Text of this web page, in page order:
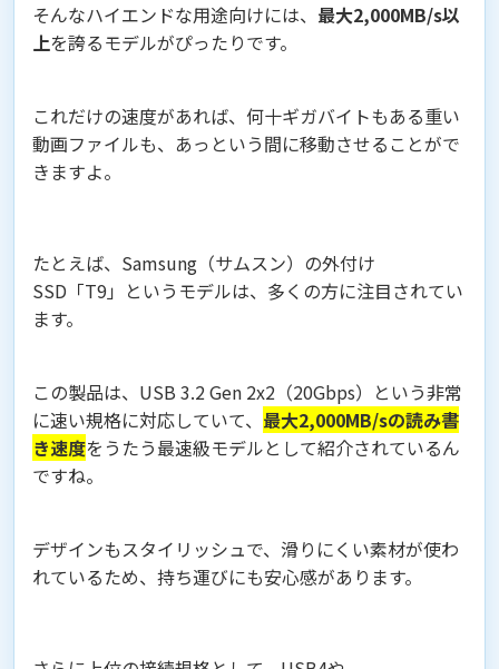
そんなハイエンドな用途向けには、 最大2,000MB/s以
上を誇るモデルがぴったりです。
これだけの速度があれば、何十ギガバイトもある重い
動画ファイルも、あっという間に移動させることがで
きますよ。
たとえば、Samsung（サムスン）の外付け
SSD「T9」というモデルは、多くの方に注目されてい
ます。
この製品は、USB 3.2 Gen 2x2（20Gbps）という非常
に速い規格に対応していて、 最大2,000MB/sの読み書
き速度をうたう最速級モデルとして紹介されているん
ですね。
デザインもスタイリッシュで、滑りにくい素材が使わ
れているため、持ち運びにも安心感があります。